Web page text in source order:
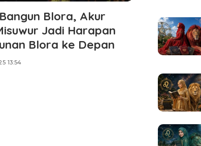
Blora, Akur
Jadi Harapan
Blora ke Depan
13:54